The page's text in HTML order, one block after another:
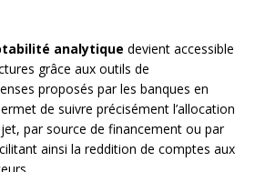
analytique devient accessible
grâce aux outils de
proposés par les banques en
de suivre précisément l’allocation
par source de financement ou par
ainsi la reddition de comptes aux